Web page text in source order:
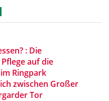
: Die
auf die
Ringpark
zwischen Großer
Tor